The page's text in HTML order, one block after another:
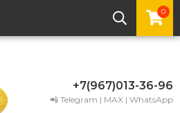
0
+7(967)013-36-96
📲 Telegram | MAX | WhatsApp